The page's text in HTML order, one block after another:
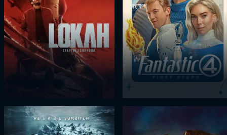
পদক্ষেপ